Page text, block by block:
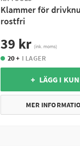
Klammer för
rostfri
39 kr (ink. moms)
20 + I LAGER
+ LÄGG I
MER